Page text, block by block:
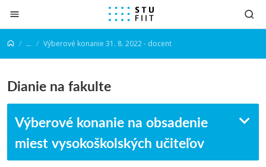
Prejsť na obsah
... Výberové konanie 31. 8. 2022 - docent
Dianie na fakulte
Výberové konanie na obsadenie
miest vysokoškolských učiteľov